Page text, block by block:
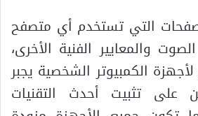
التي تستخدم أي متصفح
والمعايير الفنية الأخرى،
الكمبيوتر الشخصية يجبر
على تثبيت أحدث التقنيات